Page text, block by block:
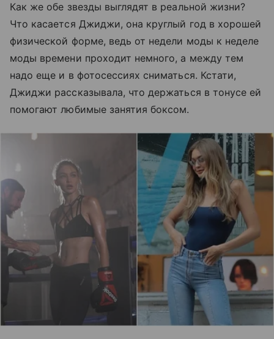
Как же обе звезды выглядят в реальной жизни?
Что касается Джиджи, она круглый год в хорошей
физической форме, ведь от недели моды к неделе
моды времени проходит немного, а между тем
надо еще и в фотосессиях сниматься. Кстати,
Джиджи рассказывала, что держаться в тонусе ей
помогают любимые занятия боксом.